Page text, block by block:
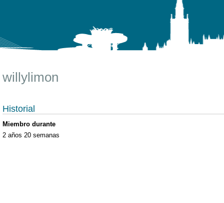
willylimon
Historial
Miembro durante
2 años 20 semanas